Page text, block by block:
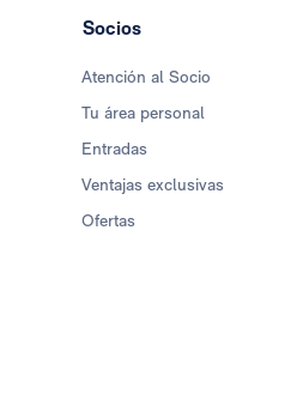
Socios
Atención al Socio
Tu área personal
Entradas
Ventajas exclusivas
Ofertas